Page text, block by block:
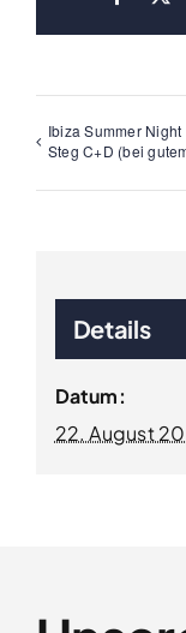
Ibiza Summer
Steg C+D (bei
Details
Datum:
22. August